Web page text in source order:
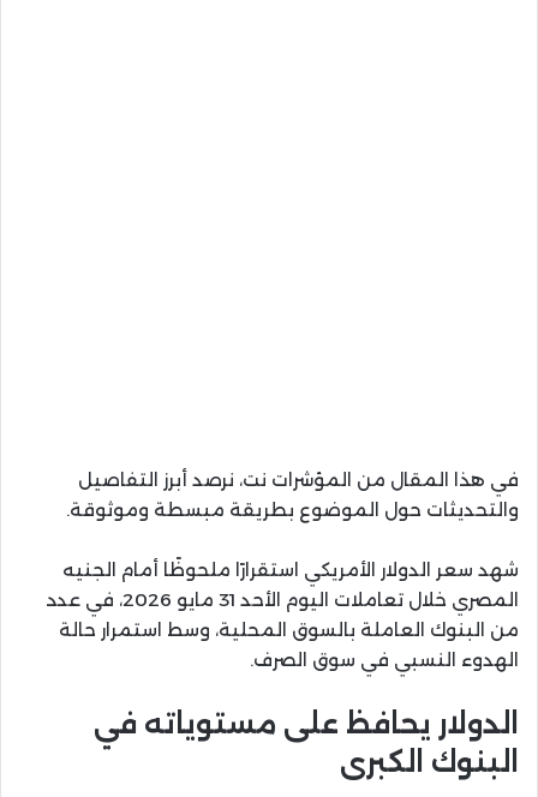
في هذا المقال من المؤشرات نت، نرصد أبرز التفاصيل
والتحديثات حول الموضوع بطريقة مبسطة وموثوقة.
شهد سعر الدولار الأمريكي استقرارًا ملحوظًا أمام الجنيه
المصري خلال تعاملات اليوم الأحد 31 مايو 2026، في عدد
من البنوك العاملة بالسوق المحلية، وسط استمرار حالة
الهدوء النسبي في سوق الصرف.
الدولار يحافظ على مستوياته في
البنوك الكبرى